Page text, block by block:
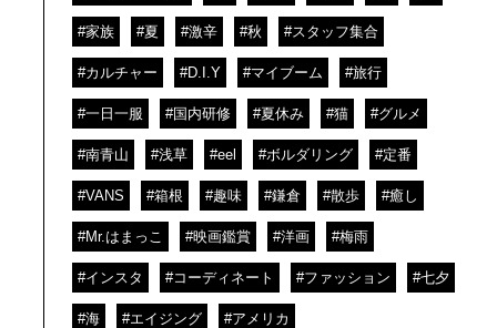
#家族 #夏 #激辛 #秋 #スタッフ集合
#カルチャー #D.I.Y #マイブーム #旅行
#一日一服 #国内研修 #夏休み #猫 #グルメ
#南青山 #浅草 #eel #ボルダリング #定番
#VANS #箱根 #趣味 #鎌倉 #散歩 #癒し
#Mr.はまっこ #映画鑑賞 #洋画 #梅雨
#インスタ #コーディネート #ファッション #七夕
#海 #エイジング #アメリカ